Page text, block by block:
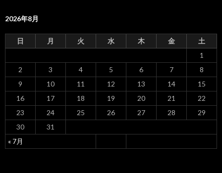
シ
ョ
ン
2026年8月
日 月 火 水 木 金 土
« 7月
1
2
3 4 5 6 7
8
9
10 11 12 13 14
15
16
17 18 19 20 21
22
23
24 25 26 27 28
29
30
31